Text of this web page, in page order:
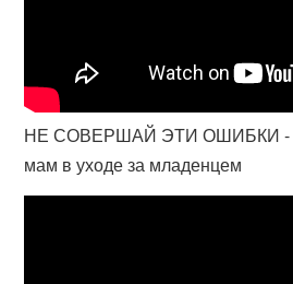
НЕ СОВЕРШАЙ ЭТИ ОШИБКИ -
мам в уходе за младенцем